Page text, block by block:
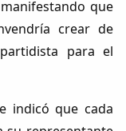
que
crear de
para el
indicó que cada